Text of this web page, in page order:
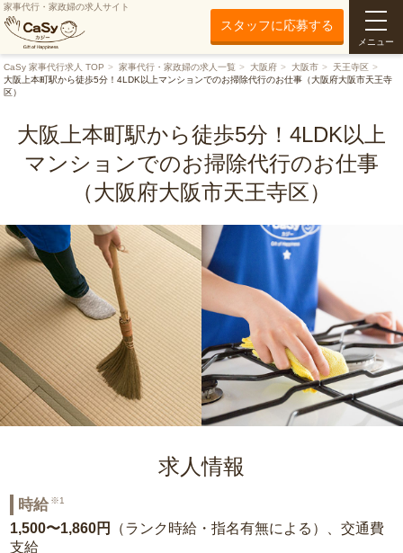
家事代行・家政婦の求人サイト
スタッフに応募する
メニュー
CaSy 家事代行求人 TOP 家事代行・家政婦の求人一覧 大阪府 大阪市
天王寺区
大阪上本町駅から徒歩5分！4LDK以上マンションでのお掃除代行のお仕事（大阪府大阪市天王寺
区）
大阪上本町駅から徒歩5分！4LDK以上
マンションでのお掃除代行のお仕事
（大阪府大阪市天王寺区）
求人情報
時給 ※1
1,500〜1,860円
（ランク時給・指名有無による）、交通費
支給